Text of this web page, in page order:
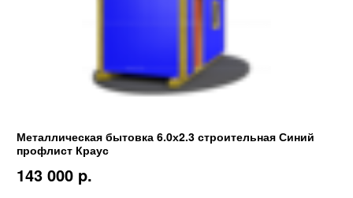
Металлическая бытовка 6.0х2.3 строительная Синий
профлист Краус
143 000 p.